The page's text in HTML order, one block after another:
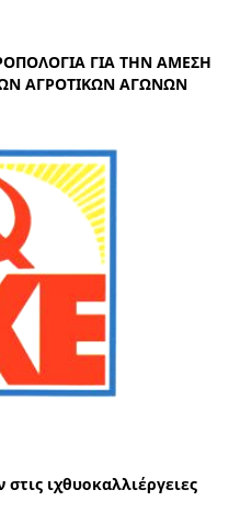
ΓΙΑ ΤΗΝ ΑΜΕΣΗ
ΑΓΡΟΤΙΚΩΝ ΑΓΩΝΩΝ
ιχθυοκαλλιέργειες